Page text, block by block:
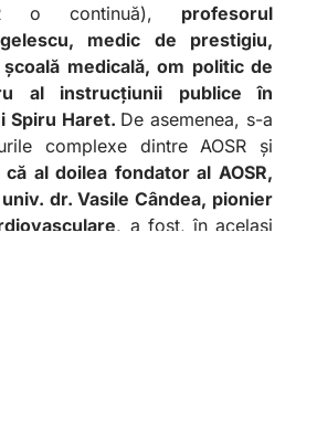
o continuă), profesorul
medic de prestigiu,
medicală, om politic de
al instrucțiunii publice în
Spiru Haret. De asemenea, s-a
complexe dintre AOSR și
că al doilea fondator al AOSR,
dr. Vasile Cândea, pionier
, a fost, în același